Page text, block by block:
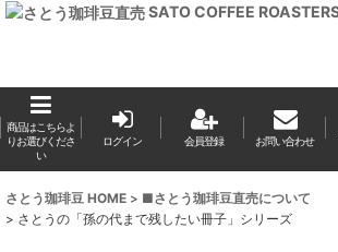
SATO COFFEE
商品はこちらよ
りお選びくださ
い
ログイン 会員登録 お問い合わせ
さとう珈琲豆 HOME > ■さとう珈琲豆直売について
> さとうの「孫の代まで残したい冊子」シリーズ